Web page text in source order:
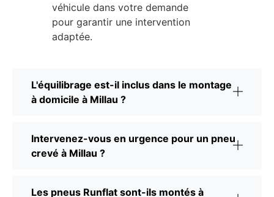
véhicule dans votre demande
pour garantir une intervention
adaptée.
L'équilibrage est-il inclus dans le montage
à domicile à Millau ?
Intervenez-vous en urgence pour un pneu
crevé à Millau ?
Les pneus Runflat sont-ils montés à